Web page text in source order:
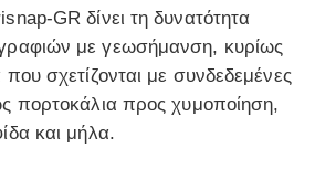
GR δίνει τη δυνατότητα
με γεωσήμανση, κυρίως
που σχετίζονται με συνδεδεμένες
πορτοκάλια προς χυμοποίηση,
και μήλα.